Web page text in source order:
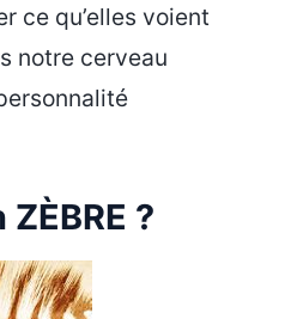
ce qu’elles voient
notre cerveau
?